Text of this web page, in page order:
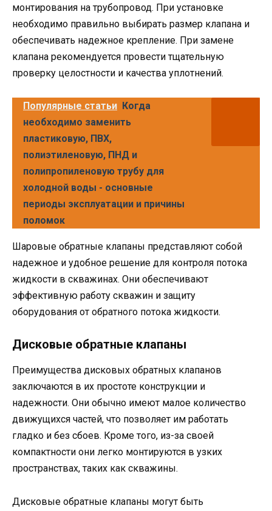
монтирования на трубопровод. При установке
необходимо правильно выбирать размер клапана и
обеспечивать надежное крепление. При замене
клапана рекомендуется провести тщательную
проверку целостности и качества уплотнений.
Популярные статьи Когда
необходимо заменить
пластиковую, ПВХ,
полиэтиленовую, ПНД и
полипропиленовую трубу для
холодной воды - основные
периоды эксплуатации и причины
поломок
Шаровые обратные клапаны представляют собой
надежное и удобное решение для контроля потока
жидкости в скважинах. Они обеспечивают
эффективную работу скважин и защиту
оборудования от обратного потока жидкости.
Дисковые обратные клапаны
Преимущества дисковых обратных клапанов
заключаются в их простоте конструкции и
надежности. Они обычно имеют малое количество
движущихся частей, что позволяет им работать
гладко и без сбоев. Кроме того, из-за своей
компактности они легко монтируются в узких
пространствах, таких как скважины.
Дисковые обратные клапаны могут быть